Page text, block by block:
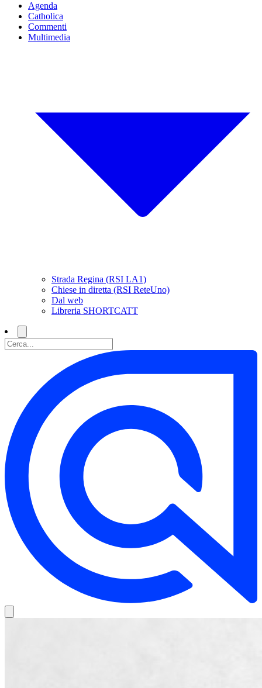
Agenda
Catholica
Commenti
Multimedia
Strada Regina (RSI LA1)
Chiese in diretta (RSI ReteUno)
Dal web
Libreria SHORTCATT